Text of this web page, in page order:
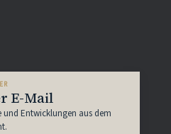
E-Mail
und Entwicklungen aus dem